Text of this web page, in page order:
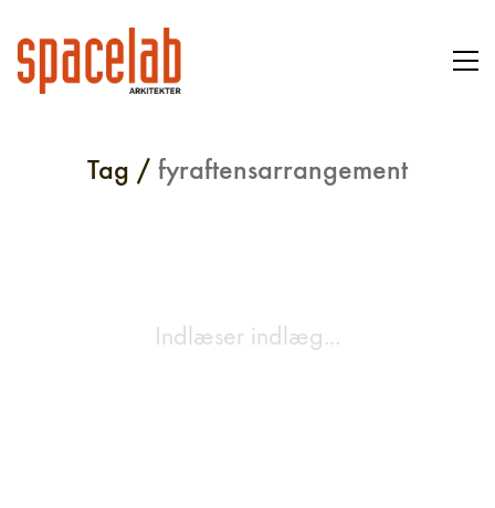
Tag / fyraftensarrangement
Indlæser indlæg...